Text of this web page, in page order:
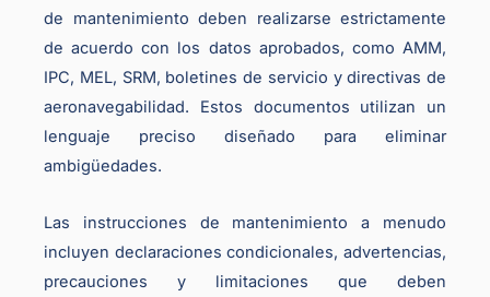
de mantenimiento deben realizarse estrictamente
de acuerdo con los datos aprobados, como AMM,
IPC, MEL, SRM, boletines de servicio y directivas de
aeronavegabilidad. Estos documentos utilizan un
lenguaje preciso diseñado para eliminar
ambigüedades.
Las instrucciones de mantenimiento a menudo
incluyen declaraciones condicionales, advertencias,
precauciones y limitaciones que deben